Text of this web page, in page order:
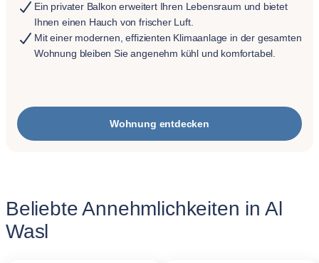
Ein privater Balkon erweitert Ihren Lebensraum und bietet
Ihnen einen Hauch von frischer Luft.
Mit einer modernen, effizienten Klimaanlage in der gesamten
Wohnung bleiben Sie angenehm kühl und komfortabel.
Wohnung entdecken
Beliebte Annehmlichkeiten in Al
Wasl